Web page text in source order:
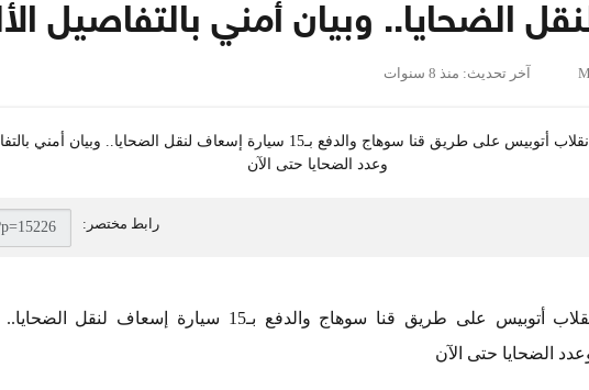
الضحايا.. وبيان أمني بالتفاصيل
آخر تحديث: منذ 8 سنوات
عاجل بالأسماء| انقلاب أتوبيس على طريق قنا سوهاج والدفع بـ15 سيارة
الضحايا حتى الآن